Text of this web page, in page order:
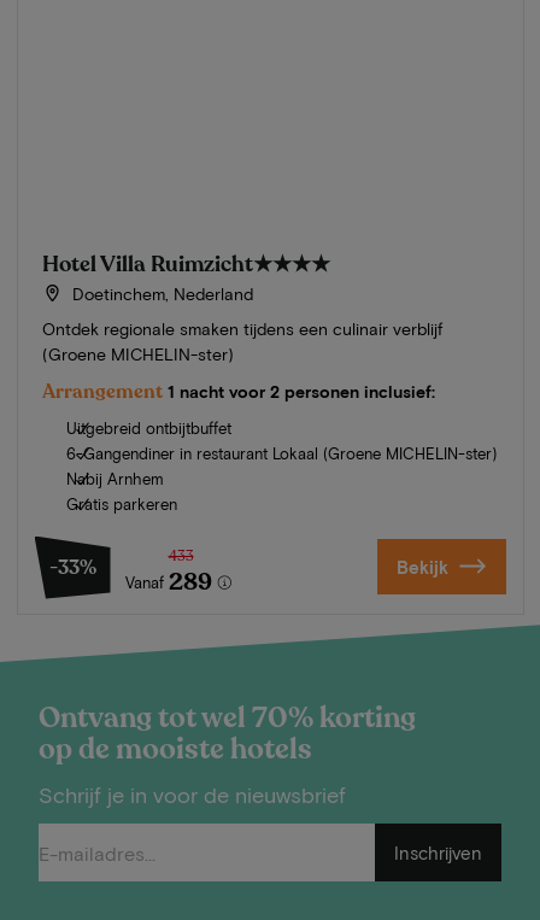
Hotel Villa Ruimzicht★★★★
Doetinchem, Nederland
Ontdek regionale smaken tijdens een culinair verblijf
(Groene MICHELIN-ster)
Arrangement 1 nacht voor 2 personen inclusief:
Uitgebreid ontbijtbuffet
6-Gangendiner in restaurant Lokaal (Groene MICHELIN-ster)
Nabij Arnhem
Gratis parkeren
-33%
Vanaf
433
289 Bekijk
Ontvang tot wel 70% korting
op de mooiste hotels
Schrijf je in voor de nieuwsbrief
Inschrijven